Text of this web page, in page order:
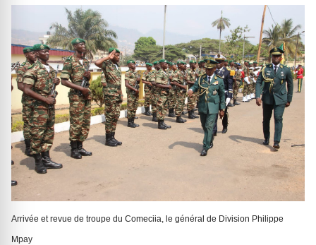
Arrivée et revue de troupe du Comeciia, le général de Division Philippe
Mpay